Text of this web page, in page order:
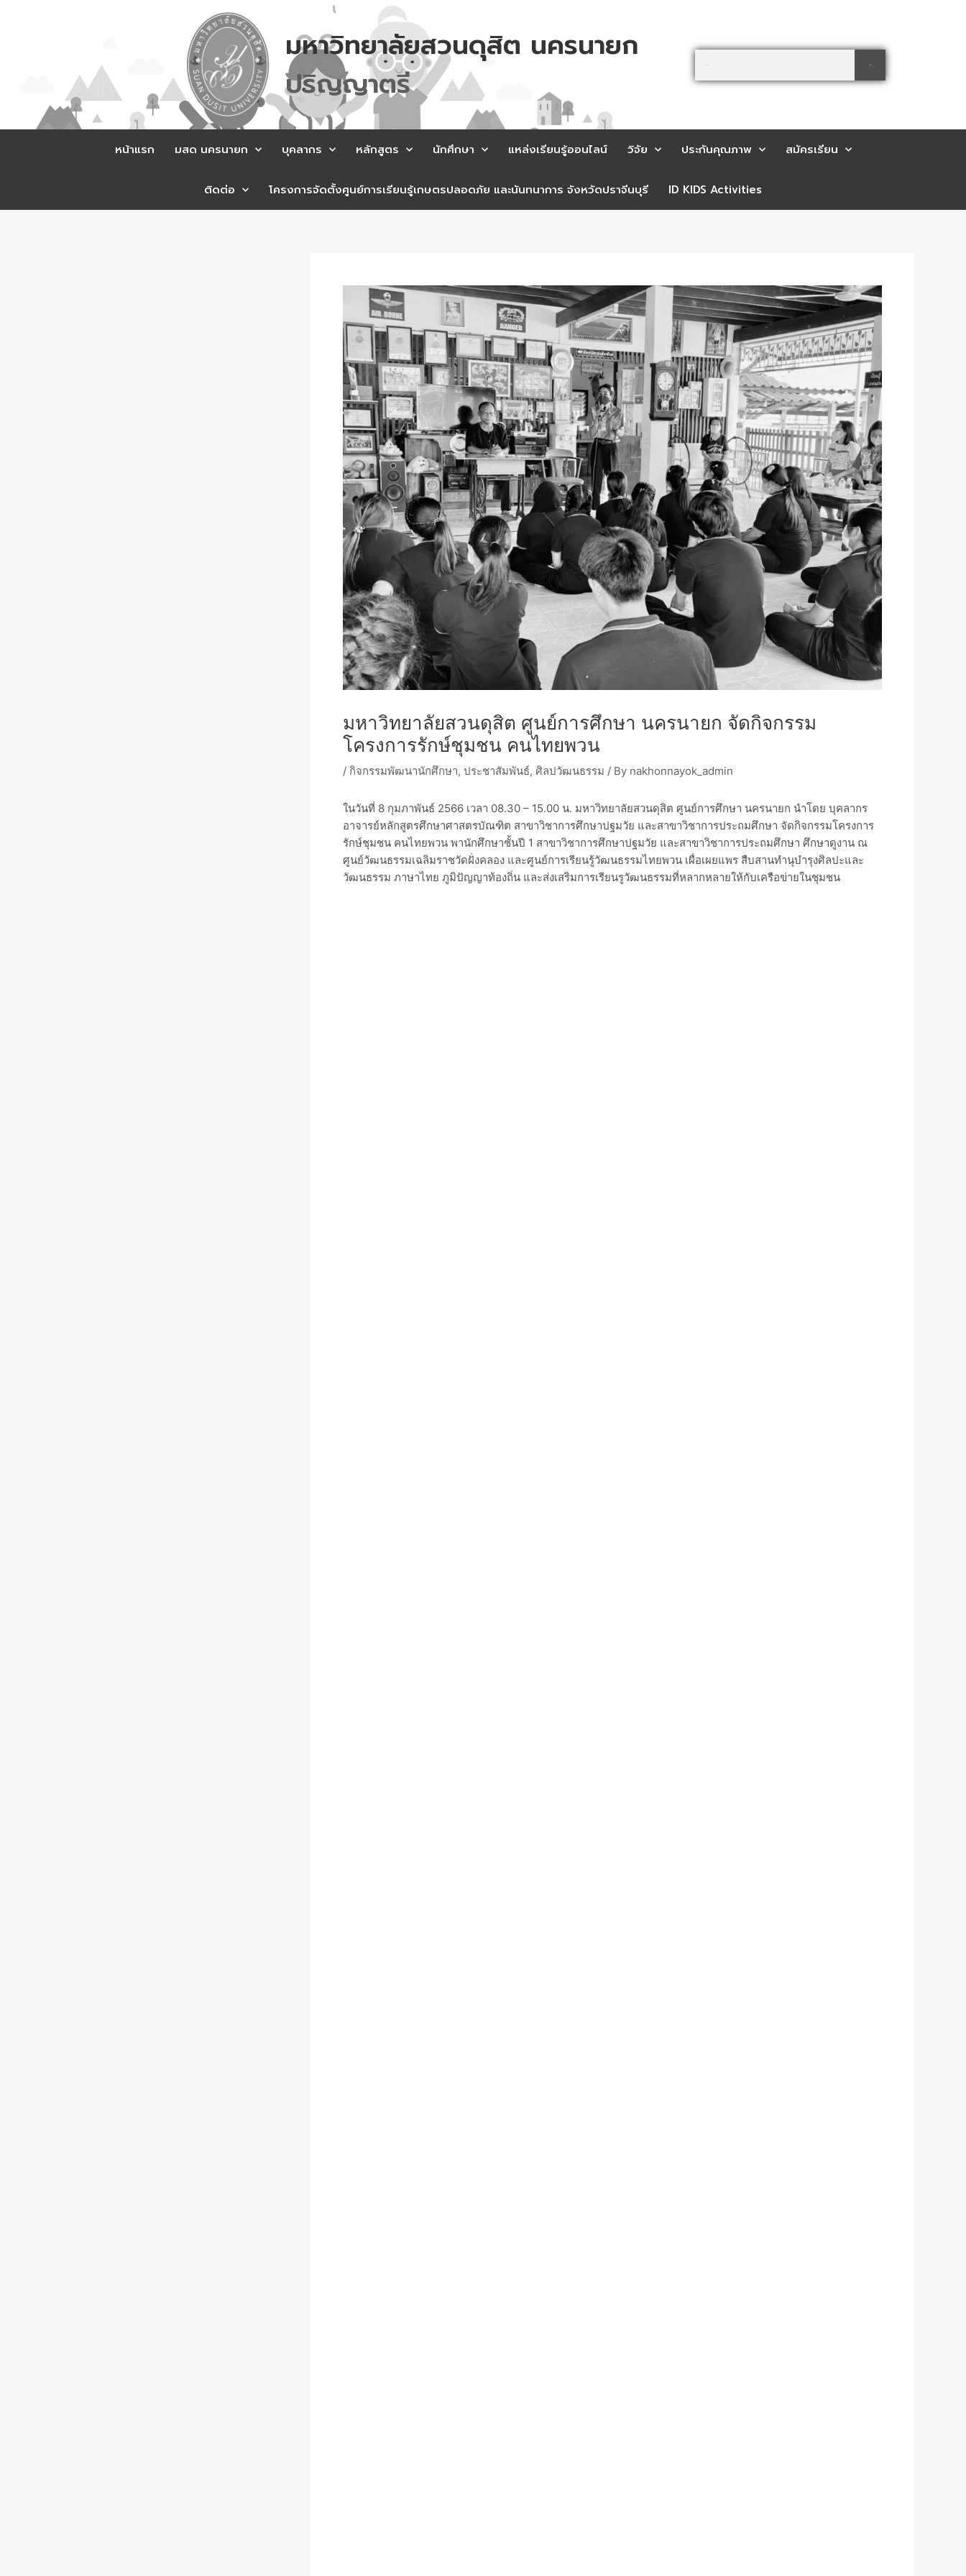
มหาวิทยาลัยสวนดุสิต นครนายก
ตร
สมครเ
Search
หน้าแรก มสด นครนายก บุคลากร หลักสูตร นักศึกษา แหล่งเรียนรู้ออนไลน์ วิจัย ประกันคุณภาพ สมัครเรียน
ติดต่อ โครงการจัดตั้งศูนย์การเรียนรู้เกษตรปลอดภัย และนันทนาการ จังหวัดปราจีนบุรี ID KIDS Activities
มหาวิทยาลัยสวนดุสิต ศูนย์การศึกษา นครนายก จัดกิจกรรม
โครงการรักษ์ชุมชน คนไทยพวน
/ กิจกรรมพัฒนานักศึกษา, ประชาสัมพันธ์, ศิลปวัฒนธรรม / By nakhonnayok_admin
ในวันที่ 8 กุมภาพันธ์ 2566 เวลา 08.30 – 15.00 น. มหาวิทยาลัยสวนดุสิต ศูนย์การศึกษา นครนายก นำโดย บุคลากร
อาจารย์หลักสูตรศึกษาศาสตรบัณฑิต สาขาวิชาการศึกษาปฐมวัย และสาขาวิชาการประถมศึกษา จัดกิจกรรมโครงการ
รักษ์ชุมชน คนไทยพวน พานักศึกษาชั้นปี 1 สาขาวิชาการศึกษาปฐมวัย และสาขาวิชาการประถมศึกษา ศึกษาดูงาน ณ
ศูนย์วัฒนธรรมเฉลิมราชวัดฝั่งคลอง และศูนย์การเรียนรู้วัฒนธรรมไทยพวน เผื่อเผยแพร สืบสานทำนุบำรุงศิลปะและ
วัฒนธรรม ภาษาไทย ภูมิปัญญาท้องถิ่น และส่งเสริมการเรียนรูวัฒนธรรมที่หลากหลายให้กับเครือข่ายในชุมชน